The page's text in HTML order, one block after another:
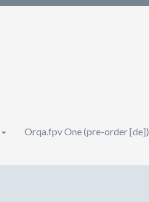
Orqa.fpv One (pre-order [de])